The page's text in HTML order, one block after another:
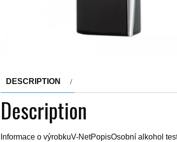
DESCRIPTION
Description
Informace o výrobkuV-NetPopisOsobní alkohol